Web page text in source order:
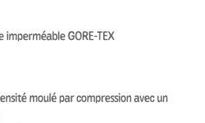
GORE-TEX
moulé par compression avec un